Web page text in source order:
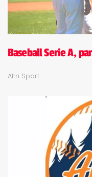
Baseball Serie A,
Altri Sport